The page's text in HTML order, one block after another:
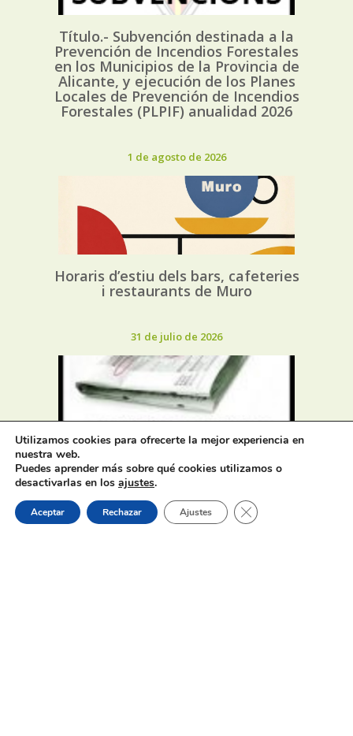
Título.- Subvención destinada a la
Prevención de Incendios Forestales
en los Municipios de la Provincia de
Alicante, y ejecución de los Planes
Locales de Prevención de Incendios
Forestales (PLPIF) anualidad 2026
1 de agosto de 2026
Horaris d’estiu dels bars, cafeteries
i restaurants de Muro
31 de julio de 2026
Oferta de Trabajo: SAD, SERVICIO
DE AYUDA A DOMICILIO
31 de julio de 2026
Utilizamos cookies para ofrecerte la mejor experiencia en
nuestra web.
Puedes aprender más sobre qué cookies utilizamos o
desactivarlas en los ajustes.
Aceptar Rechazar Ajustes Cerrar el banner de